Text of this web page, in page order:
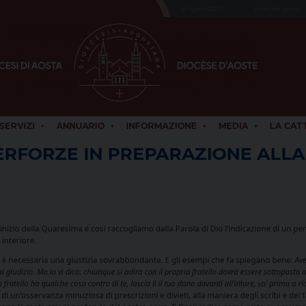
ANNUARIO INFORMAZIONE MEDIA LA
IN PREPARAZIONE
della Quaresima e così raccogliamo dalla Parola di Dio l’indicazione di un
interiore.
necessaria una giustizia sovrabbondante. E gli esempi che fa spiegano bene:
giudizio. Ma io vi dico: chiunque si adira con il proprio fratello dovrà essere sottoposto
ha qualche cosa contro di te, lascia lì il tuo dono davanti all’altare, va’ prima a
un’osservanza minuziosa di prescrizioni e divieti, alla maniera degli scribi e dei